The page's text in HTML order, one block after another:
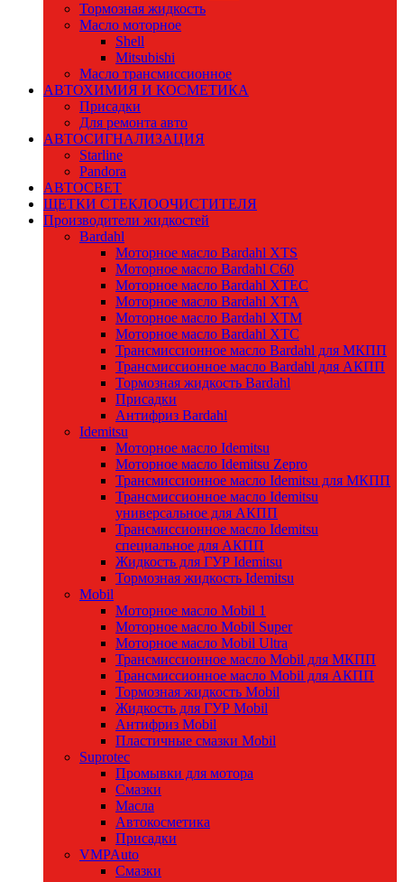
Тормозная жидкость
Масло моторное
Shell
Mitsubishi
Масло трансмиссионное
АВТОХИМИЯ И КОСМЕТИКА
Присадки
Для ремонта авто
АВТОСИГНАЛИЗАЦИЯ
Starline
Pandora
АВТОСВЕТ
ЩЕТКИ СТЕКЛООЧИСТИТЕЛЯ
Производители жидкостей
Bardahl
Моторное масло Bardahl XTS
Моторное масло Bardahl C60
Моторное масло Bardahl XTEC
Моторное масло Bardahl XTA
Моторное масло Bardahl XTM
Моторное масло Bardahl XTC
Трансмиссионное масло Bardahl для МКПП
Трансмиссионное масло Bardahl для АКПП
Тормозная жидкость Bardahl
Присадки
Антифриз Bardahl
Idemitsu
Моторное масло Idemitsu
Моторное масло Idemitsu Zepro
Трансмиссионное масло Idemitsu для МКПП
Трансмиссионное масло Idemitsu
универсальное для АКПП
Трансмиссионное масло Idemitsu
специальное для АКПП
Жидкость для ГУР Idemitsu
Тормозная жидкость Idemitsu
Mobil
Моторное масло Mobil 1
Моторное масло Mobil Super
Моторное масло Mobil Ultra
Трансмиссионное масло Mobil для МКПП
Трансмиссионное масло Mobil для АКПП
Тормозная жидкость Mobil
Жидкость для ГУР Mobil
Антифриз Mobil
Пластичные смазки Mobil
Suprotec
Промывки для мотора
Смазки
Масла
Автокосметика
Присадки
VMPAuto
Смазки